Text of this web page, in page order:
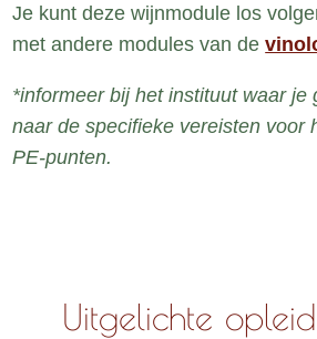
Je kunt deze wijnmodule los
met andere modules van de
*informeer bij het instituut waar je
naar de specifieke vereisten voor
PE-punten.
Uitgelichte